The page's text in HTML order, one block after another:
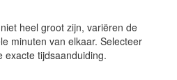
heel groot zijn, variëren de
minuten van elkaar. Selecteer
exacte tijdsaanduiding.